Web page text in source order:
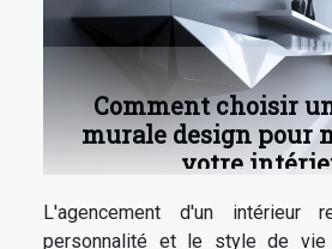
Comment choisir
murale design pour
votre
L'agencement d'un intérieur
personnalité et le style de vie